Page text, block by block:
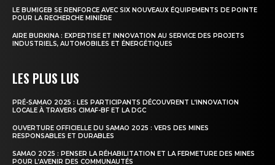
LE BUMIGEB SE RENFORCE AVEC SIX NOUVEAUX ÉQUIPEMENTS DE POINTE
POUR LA RECHERCHE MINIÈRE
AIRE BURKINA : EXPERTISE ET INNOVATION AU SERVICE DES PROJETS
INDUSTRIELS, AUTOMOBILES ET ÉNERGÉTIQUES
LES PLUS LUS
PRÉ-SAMAO 2025 : LES PARTICIPANTS DÉCOUVRENT L’INNOVATION
LOCALE À TRAVERS CIMAF-BF ET LA DGC
OUVERTURE OFFICIELLE DU SAMAO 2025 : VERS DES MINES
RESPONSABLES ET DURABLES
SAMAO 2025 : PENSER LA RÉHABILITATION ET LA FERMETURE DES MINES
POUR L’AVENIR DES COMMUNAUTÉS